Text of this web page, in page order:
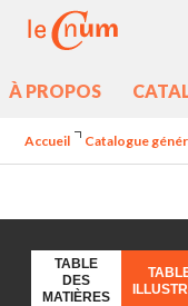
À PROPOS
Accueil Catalogue
TABLE
DES
MATIÈRES